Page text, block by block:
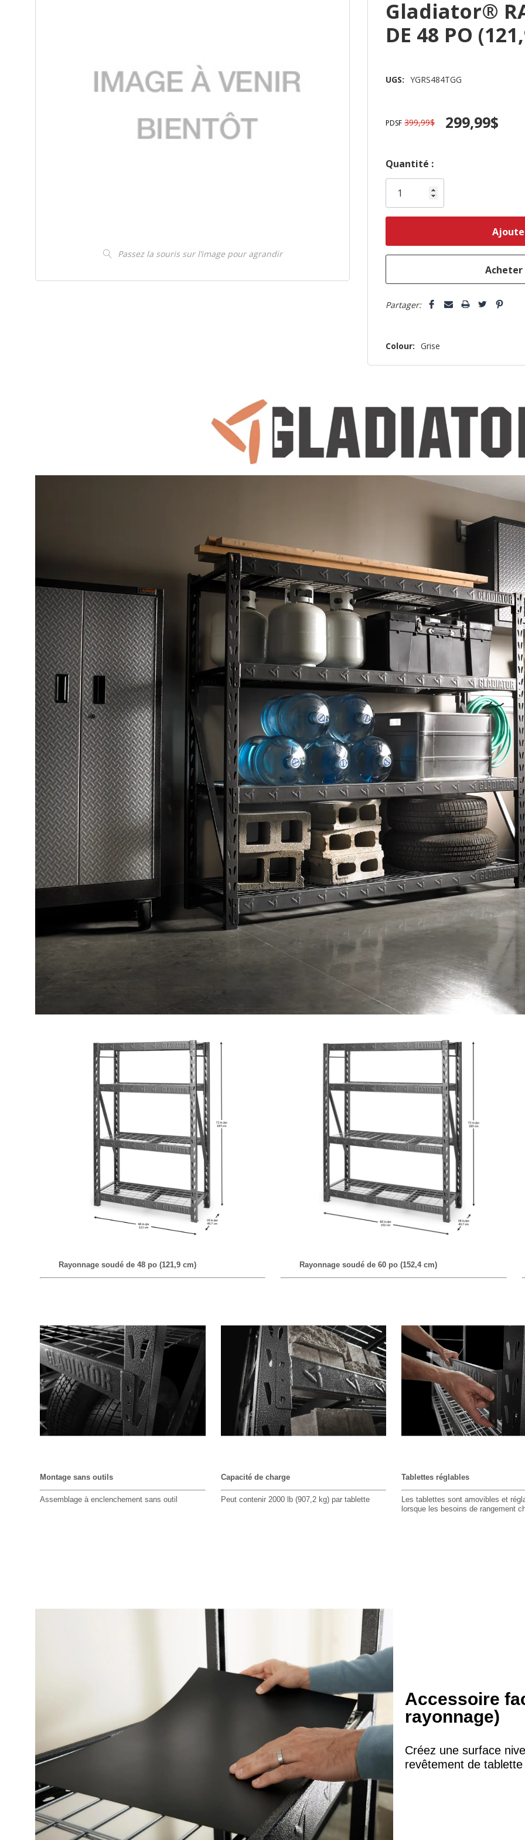
Passez la souris sur l’image pour agrandir
Gladiator®
DE 48 PO
UGS: YGRS484TGG
PDSF 399,99$ 299,99$
Dépêchez-
vous!
plus
Quantité :
Partager:
Colour: Grise